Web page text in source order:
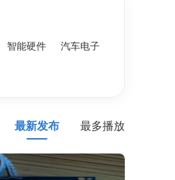
智能硬件
汽车电子
最新发布 最多播放